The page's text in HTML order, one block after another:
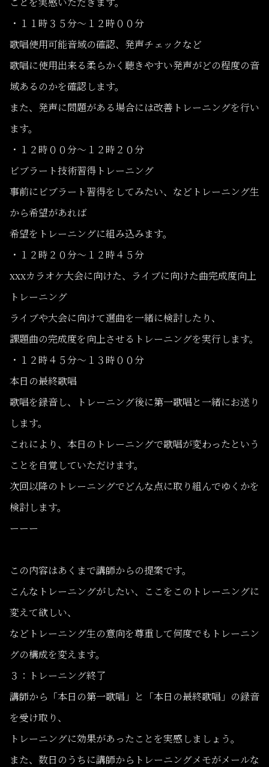
・１１時３５分〜１２時００分
歌唱使用可能音域の確認、発声チェックなど
歌唱に使用出来る柔らかく聴きやすい発声がどの程度の音
域あるのかを確認します。
また、発声に問題がある場合には改善トレーニングを行い
ます。
・１２時００分〜１２時２０分
ビブラート技術習得トレーニング
事前にビブラート習得をしてみたい、などトレーニング生
から希望があれば
希望をトレーニングに組み込みます。
・１２時２０分〜１２時４５分
xxxカラオケ大会に向けた、ライブに向けた曲完成度向上
トレーニング
ライブや大会に向けて選曲を一緒に検討したり、
課題曲の完成度を向上させるトレーニングを実行します。
・１２時４５分〜１３時００分
本日の最終歌唱
歌唱を録音し、トレーニング後に第一歌唱と一緒にお送り
します。
これにより、本日のトレーニングで歌唱が変わったという
ことを自覚していただけます。
次回以降のトレーニングでどんな点に取り組んでゆくかを
検討します。
ーーー
この内容はあくまで講師からの提案です。
こんなトレーニングがしたい、ここをこのトレーニングに
変えて欲しい、
などトレーニング生の意向を尊重して何度でもトレーニン
グの構成を変えます。
３：トレーニング終了
講師から「本日の第一歌唱」と「本日の最終歌唱」の録音
を受け取り、
トレーニングに効果があったことを実感しましょう。
また、数日のうちに講師からトレーニングメモがメールな